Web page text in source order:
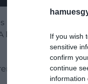
If you wish
sensitive
confirm
continue
information
legmagasabb
ráadásul a